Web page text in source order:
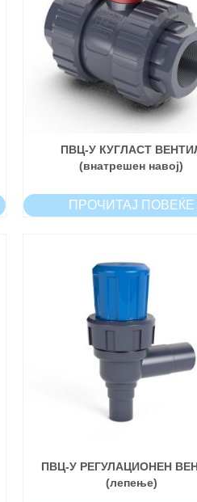
ПВЦ-У КУГЛАСТ
(внатрешен навој)
ПРОЧИТАЈ ПОВЕЌЕ
ПВЦ-У РЕГУЛАЦИОНЕН
(лепење)